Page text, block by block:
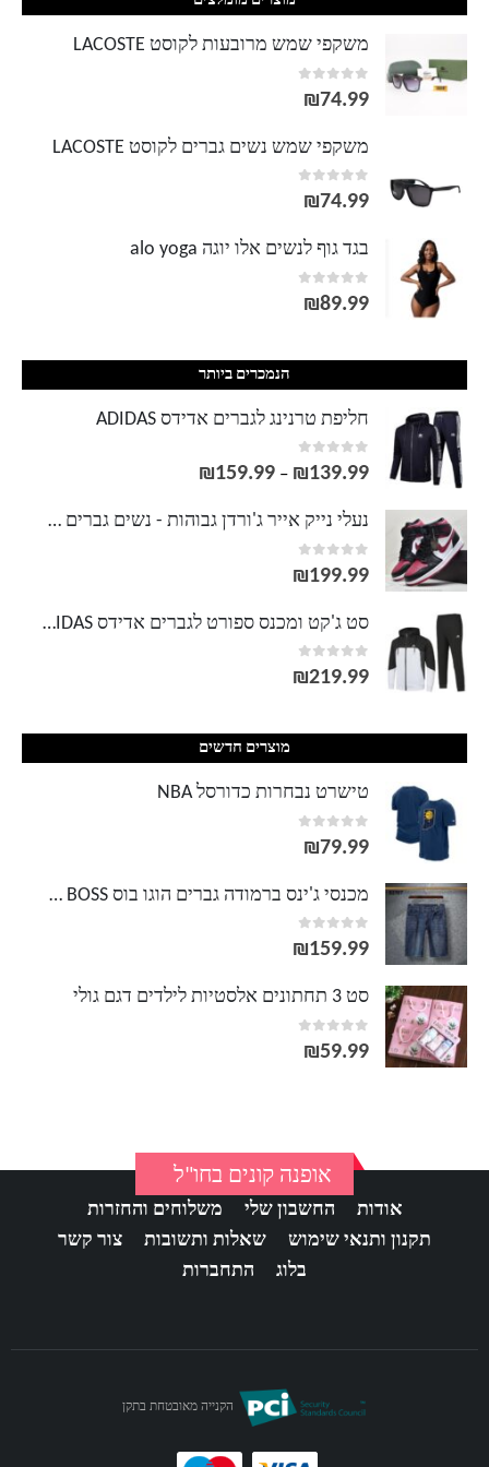
משקפי שמש מרובעות לקוסט LACOSTE
0
out of 5
₪74.99
משקפי שמש נשים גברים לקוסט LACOSTE
0
out of 5
₪74.99
בגד גוף לנשים אלו יוגה alo yoga
0
out of 5
₪89.99
הנמכרים ביותר
חליפת טרנינג לגברים אדידס ADIDAS
0
out of 5
₪139.99
–
₪159.99
נעלי נייק אייר ג'ורדן גבוהות - נשים גברים NIKE AIR JORDAN
0
out of 5
₪199.99
סט ג'קט ומכנס ספורט לגברים אדידס ADIDAS
0
out of 5
₪219.99
מוצרים חדשים
טישרט נבחרות כדורסל NBA
0
out of 5
₪79.99
מכנסי ג'ינס ברמודה גברים הוגו בוס HUGO BOSS
0
out of 5
₪159.99
סט 3 תחתונים אלסטיות לילדים דגם גולי
0
out of 5
₪59.99
אופנה קונים בחו"ל
אודות החשבון שלי
משלוחים והחזרות
תקנון ותנאי שימוש
שאלות ותשובות
צור קשר
בלוג
התחברות
הקנייה מאובטחת בתקן